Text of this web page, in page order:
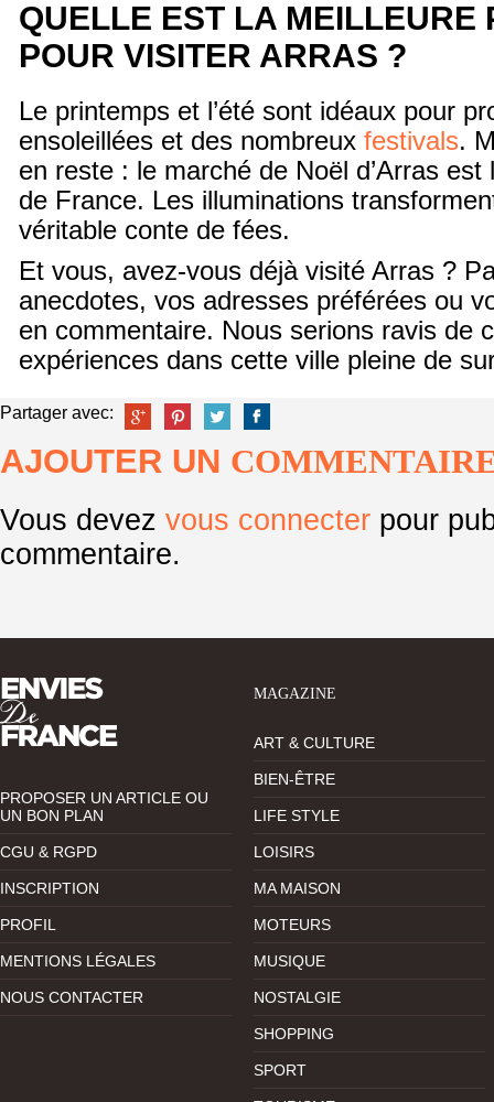
QUELLE EST LA MEILLEURE
POUR VISITER ARRAS ?
Le printemps et l’été sont idéaux pour
ensoleillées et des nombreux festivals.
en reste : le marché de Noël d’Arras est
de France. Les illuminations
véritable conte de fées.
Et vous, avez-vous déjà visité Arras ?
anecdotes, vos adresses préférées ou
en commentaire. Nous serions ravis de
expériences dans cette ville pleine de
Partager avec:
AJOUTER UN
Vous devez vous connecter pour
commentaire.
PROPOSER UN ARTICLE OU
UN BON PLAN
CGU & RGPD
INSCRIPTION
PROFIL
MENTIONS LÉGALES
NOUS CONTACTER
MAGAZINE
ART & CULTURE
BIEN-ÊTRE
LIFE STYLE
LOISIRS
MA MAISON
MOTEURS
MUSIQUE
NOSTALGIE
SHOPPING
SPORT